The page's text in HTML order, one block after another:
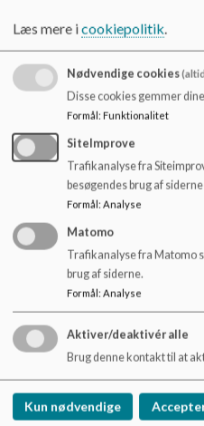
kunne medvirke til udvikle og
relateret til undervisningen i
PLC bliver et sted, hvor der dels
udlån af bøger og
hvor der kan oprettes særlige
aktiviteter kan afprøves. F.eks.
fag teknologiforståelse.
Desuden vil PLC løbende
elevernes værker udarbejdet i
og design.
Vadgård Skole
Kong Hans Allé 32,
Læs mere icookiepolitik.
Nødvendige cookies
Disse cookies gemmer
Formål: Funktionalitet
SiteImprove
Trafikanalyse fra
besøgendes brug af siderne
Formål: Analyse
Matomo
Trafikanalyse fra Matomo
brug af siderne.
Formål: Analyse
Aktiver/deaktivér alle
Brug denne kontakt til at
Kun nødvendige